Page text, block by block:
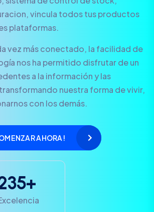
vincula todos tus productos
plataformas.
vez más conectado, la facilidad de
nos ha permitido disfrutar de un
a la información y las
nuestra forma de vivir,
con los demás.
AHORA!
35+